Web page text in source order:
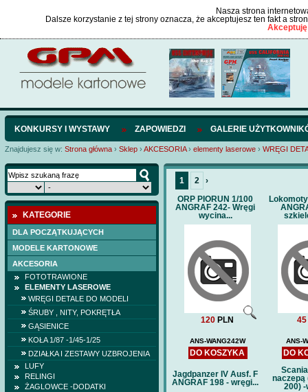
Nasza strona
Dalsze korzystanie z tej strony oznacza, że akceptujesz ten fakt a
KONKURSY I WYSTAWY ZAPOWIEDZI GALERIE
Znajdujesz się w: Strona główna › Sklep › AKCESORIA › elementy laserowe › WRĘGI
KATEGORIE
DLA POCZĄTKUJĄCYCH
MODELE KARTONOWE
AKCESORIA
FOTOTRAWIONE
ELEMENTY LASEROWE
WRĘGI DETALE DO MODELI
ŚRUBY , NITY, POKRĘTŁA
GĄSIENICE
KOŁA 1/87 -1/45-1/25
DZIAŁKA I ZESTAWY UZBROJENIA
LUFY
RELINGI
ŻAGLOWCE -DODATKI
1 2
›
ORP PIORUN 1/100
ANGRAF 242- Wręgi
wycina...
120 PLN
ANS-WANG242W
DO KOSZYKA
45
ANS-
DO
Jagdpanzer IV Ausf. F
ANGRAF 198 - wręgi...
naczepą
200)